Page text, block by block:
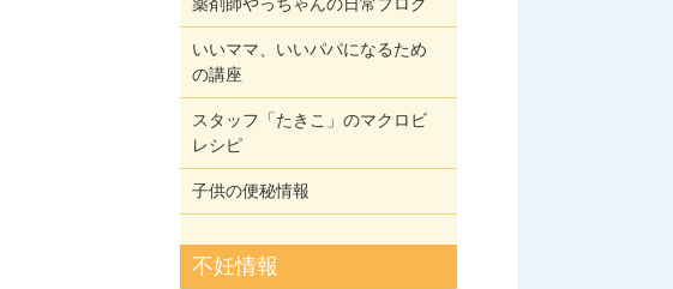
いいママ、いいパパになるため
の講座
スタッフ「たきこ」のマクロビ
レシピ
子供の便秘情報
不妊情報